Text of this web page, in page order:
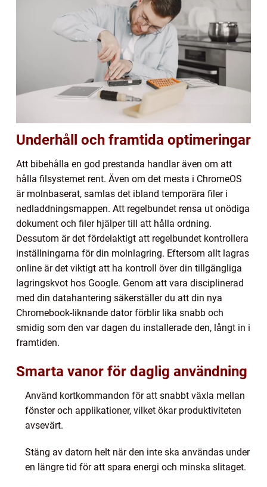
Underhåll och framtida optimeringar
Att bibehålla en god prestanda handlar även om att
hålla filsystemet rent. Även om det mesta i ChromeOS
är molnbaserat, samlas det ibland temporära filer i
nedladdningsmappen. Att regelbundet rensa ut onödiga
dokument och filer hjälper till att hålla ordning.
Dessutom är det fördelaktigt att regelbundet kontrollera
inställningarna för din molnlagring. Eftersom allt lagras
online är det viktigt att ha kontroll över din tillgängliga
lagringskvot hos Google. Genom att vara disciplinerad
med din datahantering säkerställer du att din nya
Chromebook-liknande dator förblir lika snabb och
smidig som den var dagen du installerade den, långt in i
framtiden.
Smarta vanor för daglig användning
Använd kortkommandon för att snabbt växla mellan
fönster och applikationer, vilket ökar produktiviteten
avsevärt.
Stäng av datorn helt när den inte ska användas under
en längre tid för att spara energi och minska slitaget.